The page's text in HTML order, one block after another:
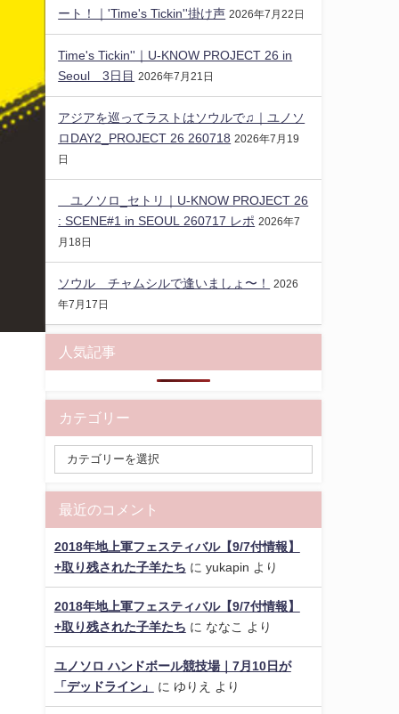
ート！｜'Time's Tickin''掛け声 2026年7月22日
Time's Tickin''｜U-KNOW PROJECT 26 in
Seoul 3日目 2026年7月21日
アジアを巡ってラストはソウルで♫｜ユノソ
ロDAY2_PROJECT 26 260718 2026年7月19
日
ユノソロ_セトリ｜U-KNOW PROJECT 26
: SCENE#1 in SEOUL 260717 レポ 2026年7
月18日
ソウル チャムシルで逢いましょ〜！
2026
年7月17日
人気記事
カテゴリー
最近のコメント
2018年地上軍フェスティバル【9/7付情報】
+取り残された子羊たち に yukapin より
2018年地上軍フェスティバル【9/7付情報】
+取り残された子羊たち に ななこ より
ユノソロ ハンドボール競技場｜7月10日が
「デッドライン」
に ゆりえ より